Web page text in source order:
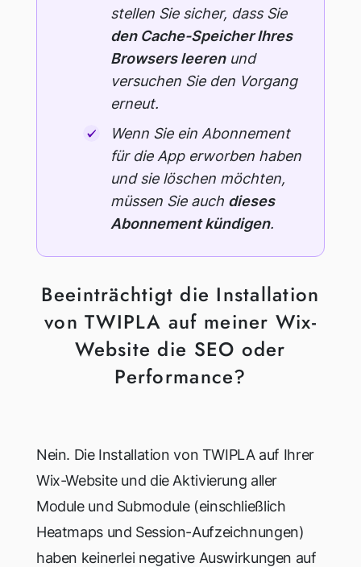
stellen Sie sicher, dass Sie
den Cache-Speicher Ihres
Browsers leerenund
versuchen Sie den Vorgang
erneut.
Wenn Sie ein Abonnement
für die App erworben haben
und sie löschen möchten,
müssen Sie auch dieses
Abonnement kündigen.
Beeinträchtigt die Installation
von TWIPLA auf meiner Wix-
Website die SEO oder
Performance?
Nein. Die Installation von TWIPLA auf Ihrer
Wix-Website und die Aktivierung aller
Module und Submodule (einschließlich
Heatmaps und Session-Aufzeichnungen)
haben keinerlei negative Auswirkungen auf